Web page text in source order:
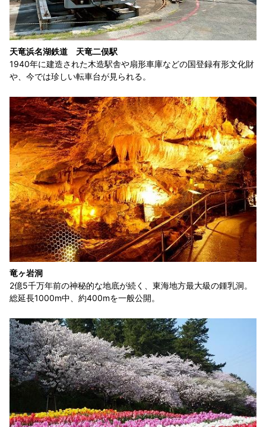
天竜浜名湖鉄道 天竜二俣駅
1940年に建造された木造駅舎や扇形車庫などの国登録有形文化財
や、今では珍しい転車台が見られる。
竜ヶ岩洞
2億5千万年前の神秘的な地底が続く、東海地方最大級の鍾乳洞。
総延長1000m中、約400mを一般公開。